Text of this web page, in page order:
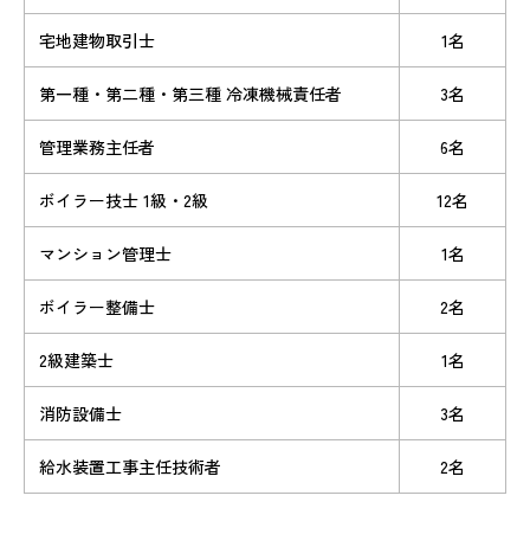
宅地建物取引士 1名
第一種・第二種・第三種 冷凍機械責任者 3名
管理業務主任者 6名
ボイラー技士 1級・2級 12名
マンション管理士 1名
ボイラー整備士 2名
2級建築士 1名
消防設備士 3名
給水装置工事主任技術者 2名